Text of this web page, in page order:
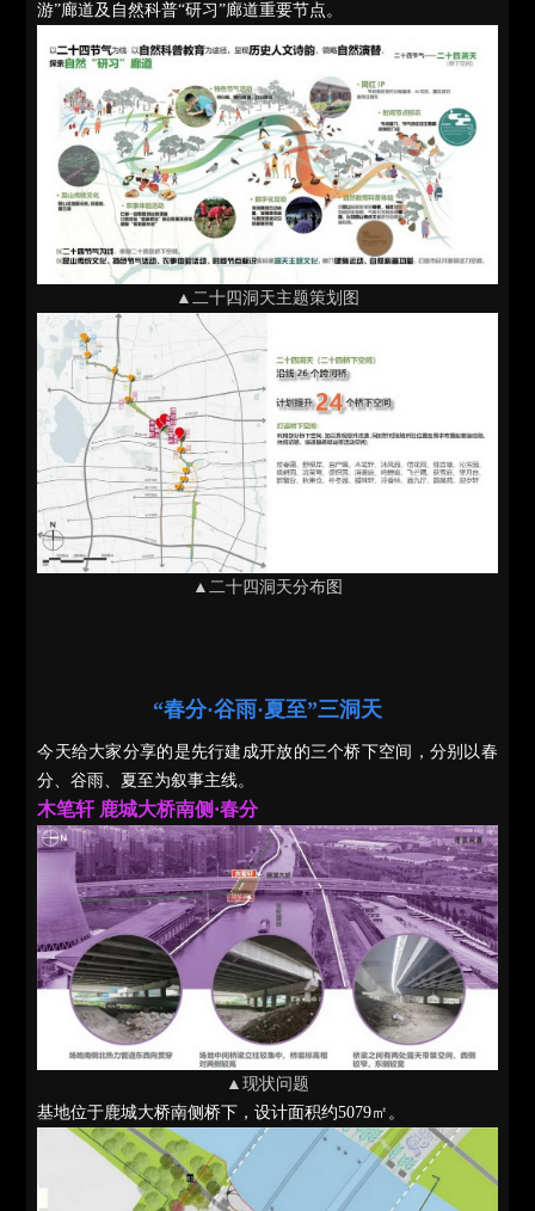
游”廊道及自然科普“研习”廊道重要节点。
▲二十四洞天主题策划图
▲二十四洞天分布图
“春分·谷雨·夏至”三洞天
今天给大家分享的是先行建成开放的三个桥下空间，分别以春
分、谷雨、夏至为叙事主线。
木笔轩 鹿城大桥南侧·春分
▲现状问题
基地位于鹿城大桥南侧桥下，设计面积约5079㎡。